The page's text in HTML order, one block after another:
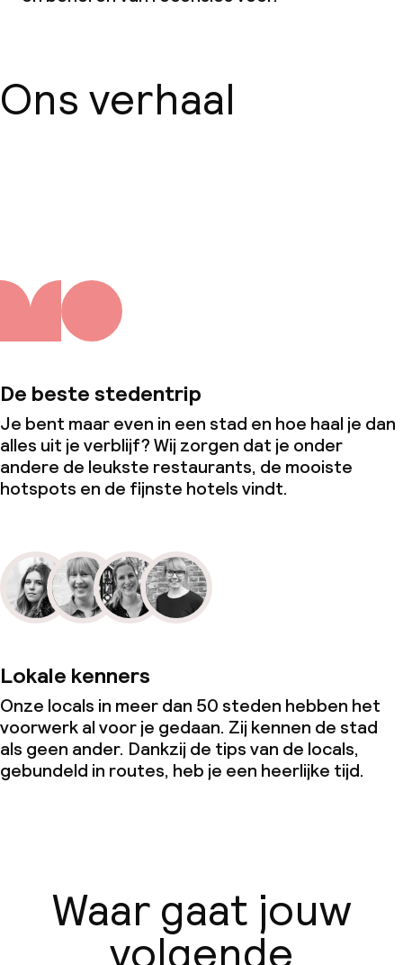
Ons verhaal
De beste stedentrip
Je bent maar even in een stad en hoe haal je dan
alles uit je verblijf? Wij zorgen dat je onder
andere de leukste restaurants, de mooiste
hotspots en de fijnste hotels vindt.
Lokale kenners
Onze locals in meer dan 50 steden hebben het
voorwerk al voor je gedaan. Zij kennen de stad
als geen ander. Dankzij de tips van de locals,
gebundeld in routes, heb je een heerlijke tijd.
Waar gaat jouw
volgende